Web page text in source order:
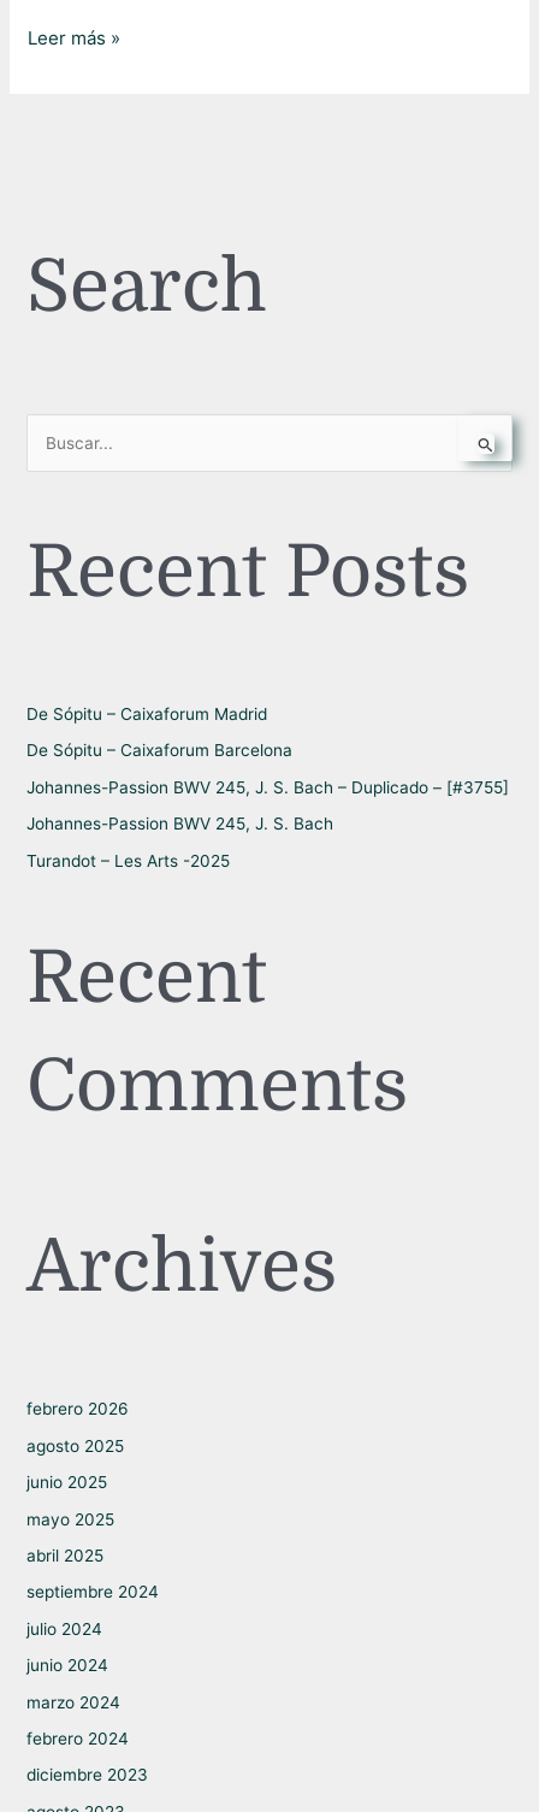
Leer más »
Search
c
r
:
Recent Posts
De Sópitu – Caixaforum Madrid
De Sópitu – Caixaforum Barcelona
Johannes-Passion BWV 245, J. S. Bach – Duplicado – [#3755]
Johannes-Passion BWV 245, J. S. Bach
Turandot – Les Arts -2025
Recent
Comments
Archives
febrero 2026
agosto 2025
junio 2025
mayo 2025
abril 2025
septiembre 2024
julio 2024
junio 2024
marzo 2024
febrero 2024
diciembre 2023